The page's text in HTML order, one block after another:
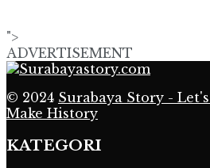
">
ADVERTISEMENT
© 2024 Surabaya Story -
Make History
KATEGORI